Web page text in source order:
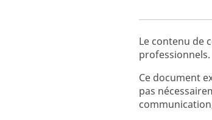
Le contenu de
professionnels.
Ce document
pas